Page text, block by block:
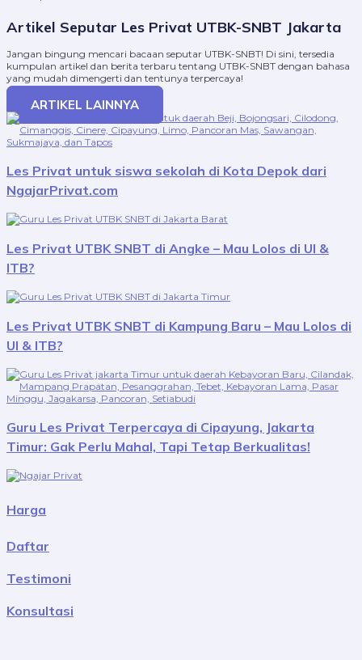
Artikel Seputar Les Privat UTBK-SNBT Jakarta
Jangan bingung mencari bacaan seputar UTBK-SNBT! Di sini, tersedia
kumpulan artikel dan berita terbaru tentang UTBK-SNBT dengan bahasa
yang mudah dimengerti dan tentunya terpercaya!
ARTIKEL LAINNYA
Les Privat untuk siswa sekolah di Kota Depok dari
NgajarPrivat.com
Les Privat UTBK SNBT di Angke – Mau Lolos di UI &
ITB?
Les Privat UTBK SNBT di Kampung Baru – Mau Lolos di
UI & ITB?
Guru Les Privat Terpercaya di Cipayung, Jakarta
Timur: Gak Perlu Mahal, Tapi Tetap Berkualitas!
Harga
Daftar
Testimoni
Konsultasi